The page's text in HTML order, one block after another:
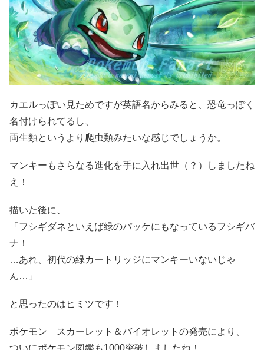
カエルっぽい見ためですが英語名からみると、恐竜っぽく
名付けられてるし、
両生類というより爬虫類みたいな感じでしょうか。
マンキーもさらなる進化を手に入れ出世（？）しましたね
え！
描いた後に、
「フシギダネといえば緑のパッケにもなっているフシギバ
ナ！
…あれ、初代の緑カートリッジにマンキーいないじゃ
ん…」
と思ったのはヒミツです！
ポケモン スカーレット＆バイオレットの発売により、
ついにポケモン図鑑も1000突破しましたね！